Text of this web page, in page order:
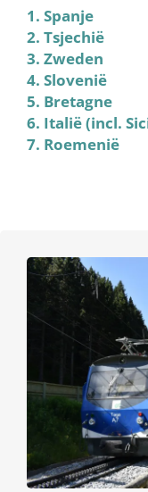
1. Spanje
2. Tsjechië
3. Zweden
4. Slovenië
5. Bretagne
6. Italië (incl.
7. Roemenië